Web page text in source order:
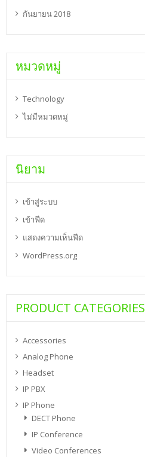
กันยายน 2018
หมวดหมู่
Technology
ไม่มีหมวดหมู่
นิยาม
เข้าสู่ระบบ
เข้าฟีด
แสดงความเห็นฟีด
WordPress.org
PRODUCT CATEGORIES
Accessories
Analog Phone
Headset
IP PBX
IP Phone
DECT Phone
IP Conference
Video Conferences